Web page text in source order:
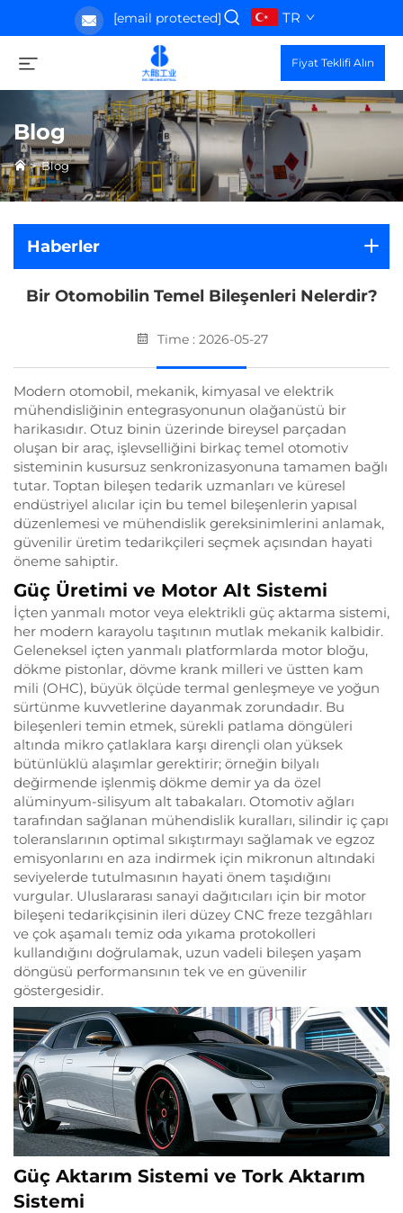
[email protected] TR
Fiyat Teklifi Alın
Blog
>Blog
Haberler
Bir Otomobilin Temel Bileşenleri Nelerdir?
Time : 2026-05-27
Modern otomobil, mekanik, kimyasal ve elektrik
mühendisliğinin entegrasyonunun olağanüstü bir
harikasıdır. Otuz binin üzerinde bireysel parçadan
oluşan bir araç, işlevselliğini birkaç temel otomotiv
sisteminin kusursuz senkronizasyonuna tamamen bağlı
tutar. Toptan bileşen tedarik uzmanları ve küresel
endüstriyel alıcılar için bu temel bileşenlerin yapısal
düzenlemesi ve mühendislik gereksinimlerini anlamak,
güvenilir üretim tedarikçileri seçmek açısından hayati
öneme sahiptir.
Güç Üretimi ve Motor Alt Sistemi
İçten yanmalı motor veya elektrikli güç aktarma sistemi,
her modern karayolu taşıtının mutlak mekanik kalbidir.
Geleneksel içten yanmalı platformlarda motor bloğu,
dökme pistonlar, dövme krank milleri ve üstten kam
mili (OHC), büyük ölçüde termal genleşmeye ve yoğun
sürtünme kuvvetlerine dayanmak zorundadır. Bu
bileşenleri temin etmek, sürekli patlama döngüleri
altında mikro çatlaklara karşı dirençli olan yüksek
bütünlüklü alaşımlar gerektirir; örneğin bilyalı
değirmende işlenmiş dökme demir ya da özel
alüminyum-silisyum alt tabakaları. Otomotiv ağları
tarafından sağlanan mühendislik kuralları, silindir iç çapı
toleranslarının optimal sıkıştırmayı sağlamak ve egzoz
emisyonlarını en aza indirmek için mikronun altındaki
seviyelerde tutulmasının hayati önem taşıdığını
vurgular. Uluslararası sanayi dağıtıcıları için bir motor
bileşeni tedarikçisinin ileri düzey CNC freze tezgâhları
ve çok aşamalı temiz oda yıkama protokolleri
kullandığını doğrulamak, uzun vadeli bileşen yaşam
döngüsü performansının tek ve en güvenilir
göstergesidir.
Güç Aktarım Sistemi ve Tork Aktarım
Sistemi